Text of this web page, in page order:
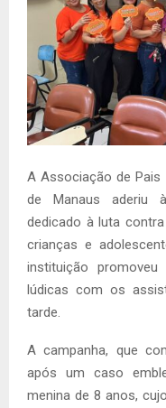
A Associação de Pais
de Manaus aderiu
dedicado à luta
crianças e
instituição
lúdicas com os
tarde.
A campanha, que
após um caso
menina de 8 anos,